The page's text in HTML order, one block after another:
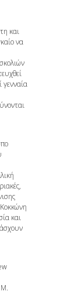
και
να
γενναία
και